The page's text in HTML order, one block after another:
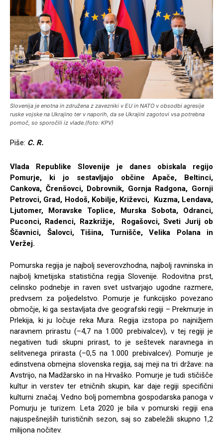
Slovenija je enotna in združena z zavezniki v EU in NATO v obsodbi agresije
ruske vojske na Ukrajino ter v naporih, da se Ukrajini zagotovi vsa potrebna
pomoč, so sporočili iz vlade.(foto: KPV)
Piše: C. R.
Vlada Republike Slovenije je danes obiskala regijo
Pomurje, ki jo sestavljajo občine Apače, Beltinci,
Cankova, Črenšovci, Dobrovnik, Gornja Radgona, Gornji
Petrovci, Grad, Hodoš, Kobilje, Križevci, Kuzma, Lendava,
Ljutomer, Moravske Toplice, Murska Sobota, Odranci,
Puconci, Radenci, Razkrižje, Rogašovci, Sveti Jurij ob
Ščavnici, Šalovci, Tišina, Turnišče, Velika Polana in
Veržej.
Pomurska regija je najbolj severovzhodna, najbolj ravninska in
najbolj kmetijska statistična regija Slovenije. Rodovitna prst,
celinsko podnebje in raven svet ustvarjajo ugodne razmere,
predvsem za poljedelstvo. Pomurje je funkcijsko povezano
območje, ki ga sestavljata dve geografski regiji – Prekmurje in
Prlekija, ki ju ločuje reka Mura. Regija izstopa po najnižjem
naravnem prirastu (–4,7 na 1.000 prebivalcev), v tej regiji je
negativen tudi skupni prirast, to je seštevek naravnega in
selitvenega prirasta (–0,5 na 1.000 prebivalcev). Pomurje je
edinstvena obmejna slovenska regija, saj meji na tri države: na
Avstrijo, na Madžarsko in na Hrvaško. Pomurje je tudi stičišče
kultur in verstev ter etničnih skupin, kar daje regiji specifični
kulturni značaj. Vedno bolj pomembna gospodarska panoga v
Pomurju je turizem. Leta 2020 je bila v pomurski regiji ena
najuspešnejših turističnih sezon, saj so zabeležili skupno 1,2
milijona nočitev.